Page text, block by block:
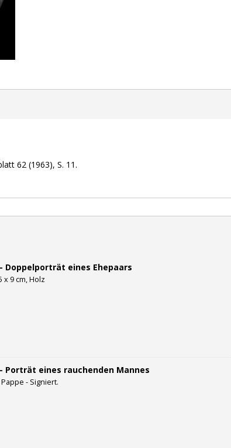
62 (1963), S. 11.
– Doppelporträt eines Ehepaars
x 9 cm, Holz
– Porträt eines rauchenden Mannes
Pappe - Signiert.